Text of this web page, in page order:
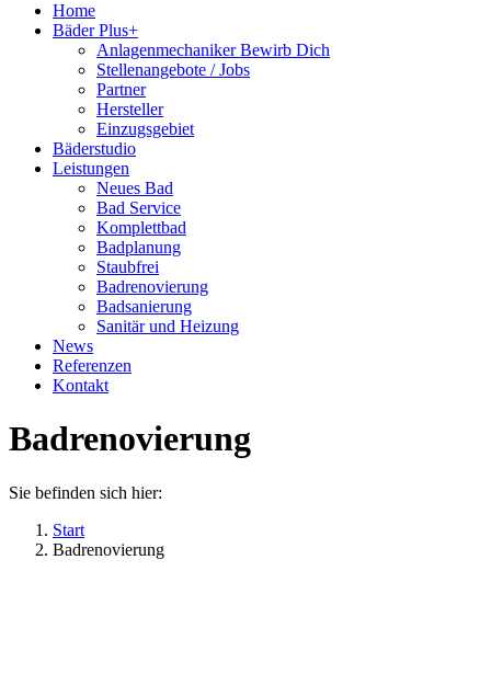
Home
Bäder Plus+
Anlagenmechaniker Bewirb Dich
Stellenangebote / Jobs
Partner
Hersteller
Einzugsgebiet
Bäderstudio
Leistungen
Neues Bad
Bad Service
Komplettbad
Badplanung
Staubfrei
Badrenovierung
Badsanierung
Sanitär und Heizung
News
Referenzen
Kontakt
Badrenovierung
Sie befinden sich hier:
Start
Badrenovierung